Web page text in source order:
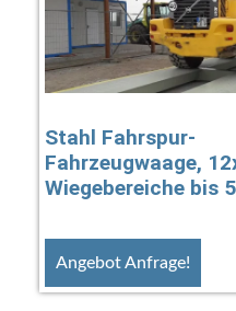
Stahl Fahrspur-
Fahrzeugwaage,
Wiegebereiche bis
Angebot Anfrage!